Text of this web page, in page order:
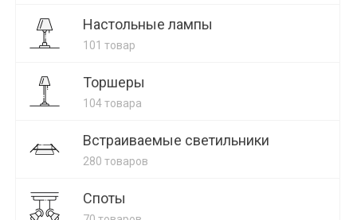
Настольные лампы
101 товар
Торшеры
104 товара
Встраиваемые светильники
280 товаров
Споты